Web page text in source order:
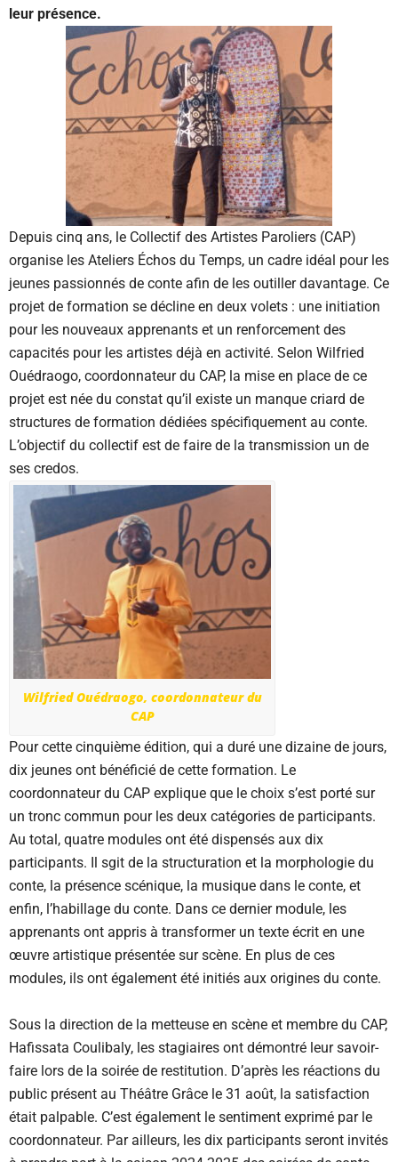
leur présence.
Depuis cinq ans, le Collectif des Artistes Paroliers (CAP)
organise les Ateliers Échos du Temps, un cadre idéal pour les
jeunes passionnés de conte afin de les outiller davantage. Ce
projet de formation se décline en deux volets : une initiation
pour les nouveaux apprenants et un renforcement des
capacités pour les artistes déjà en activité. Selon Wilfried
Ouédraogo, coordonnateur du CAP, la mise en place de ce
projet est née du constat qu’il existe un manque criard de
structures de formation dédiées spécifiquement au conte.
L’objectif du collectif est de faire de la transmission un de
ses credos.
Wilfried Ouédraogo, coordonnateur du
CAP
Pour cette cinquième édition, qui a duré une dizaine de jours,
dix jeunes ont bénéficié de cette formation. Le
coordonnateur du CAP explique que le choix s’est porté sur
un tronc commun pour les deux catégories de participants.
Au total, quatre modules ont été dispensés aux dix
participants. Il sgit de la structuration et la morphologie du
conte, la présence scénique, la musique dans le conte, et
enfin, l’habillage du conte. Dans ce dernier module, les
apprenants ont appris à transformer un texte écrit en une
œuvre artistique présentée sur scène. En plus de ces
modules, ils ont également été initiés aux origines du conte.
Sous la direction de la metteuse en scène et membre du CAP,
Hafissata Coulibaly, les stagiaires ont démontré leur savoir-
faire lors de la soirée de restitution. D’après les réactions du
public présent au Théâtre Grâce le 31 août, la satisfaction
était palpable. C’est également le sentiment exprimé par le
coordonnateur. Par ailleurs, les dix participants seront invités